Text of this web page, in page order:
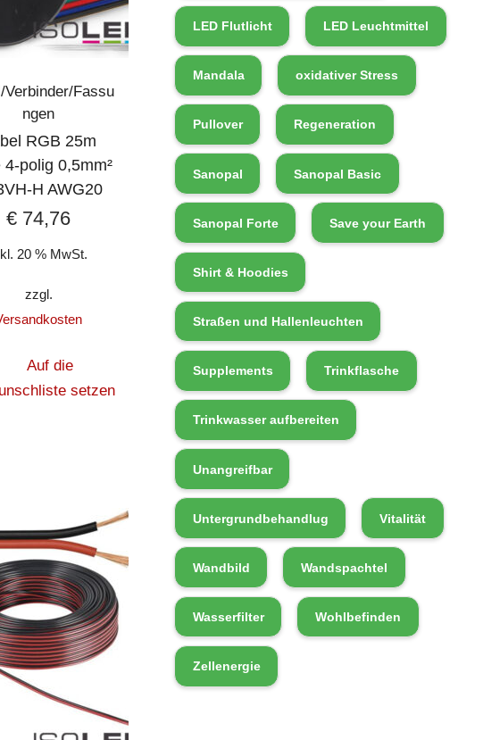
Verbinder/Fassu
ngen
RGB 25m
4-polig 0,5mm²
H AWG20
€ 74,76
20 % MwSt.
zzgl.
Auf die
setzen
LED Flutlicht LED Leuchtmittel
Mandala oxidativer Stress
Pullover Regeneration
Sanopal Sanopal Basic
Sanopal Forte Save your Earth
Shirt & Hoodies
Straßen und Hallenleuchten
Supplements Trinkflasche
Trinkwasser aufbereiten
Unangreifbar
Untergrundbehandlug Vitalität
Wandbild Wandspachtel
Wasserfilter Wohlbefinden
Zellenergie